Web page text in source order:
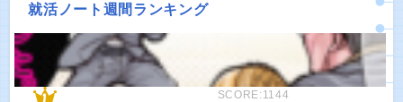
就活ノート週間ランキング
SCORE:1144